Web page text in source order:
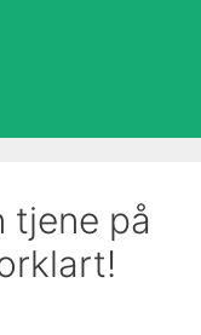
tjene på